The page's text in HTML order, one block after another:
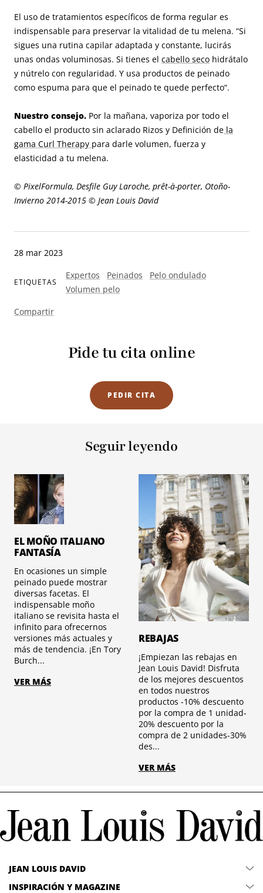
El uso de tratamientos específicos de forma regular es
indispensable para preservar la vitalidad de tu melena. “Si
sigues una rutina capilar adaptada y constante, lucirás
unas ondas voluminosas. Si tienes el cabello seco hidrátalo
y nútrelo con regularidad. Y usa productos de peinado
como espuma para que el peinado te quede perfecto“.
Nuestro consejo. Por la mañana, vaporiza por todo el
cabello el producto sin aclarado Rizos y Definición de la
gama Curl Therapy para darle volumen, fuerza y
elasticidad a tu melena.
© PixelFormula, Desfile Guy Laroche, prêt-à-porter, Otoño-
Invierno 2014-2015 © Jean Louis David
28 mar 2023
ETIQUETAS
Expertos Peinados
Pelo ondulado
Volumen pelo
Compartir
Pide tu cita online
PEDIR CITA
Seguir leyendo
EL MOÑO ITALIANO
FANTASÍA
En ocasiones un simple
peinado puede mostrar
diversas facetas. El
indispensable moño
italiano se revisita hasta el
infinito para ofrecernos
versiones más actuales y
más de tendencia. ¡En Tory
Burch...
VER MÁS
REBAJAS
¡Empiezan las rebajas en
Jean Louis David! Disfruta
de los mejores descuentos
en todos nuestros
productos -10% descuento
por la compra de 1 unidad-
20% descuento por la
compra de 2 unidades-30%
des...
VER MÁS
JEAN LOUIS DAVID
INSPIRACIÓN Y MAGAZINE